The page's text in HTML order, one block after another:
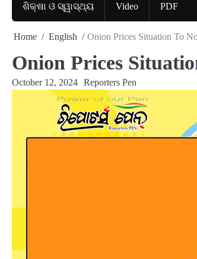
ଶିକ୍ଷା ଓ ସ୍ୱାସ୍ଥ୍ୟ Video PDF
Home English Onion Prices Situation To
Onion Prices
October 12, 2024 Reporters Pen